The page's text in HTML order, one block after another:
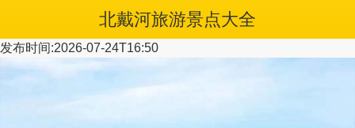
北戴河旅游景点大全
发布时间:2026-07-24T16:50